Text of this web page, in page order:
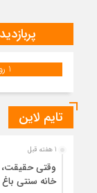
1 روز
تایم لاین
1 هفته قبل
وقتی حقیقت،
خانه سنتی